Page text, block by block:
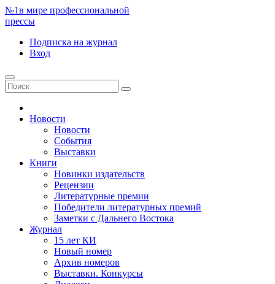
№1в мире профессиональной
прессы
Подписка на журнал
Вход
Новости
Новости
События
Выставки
Книги
Новинки издательств
Рецензии
Литературные премии
Победители литературных премий
Заметки с Дальнего Востока
Журнал
15 лет КИ
Новый номер
Архив номеров
Выставки. Конкурсы